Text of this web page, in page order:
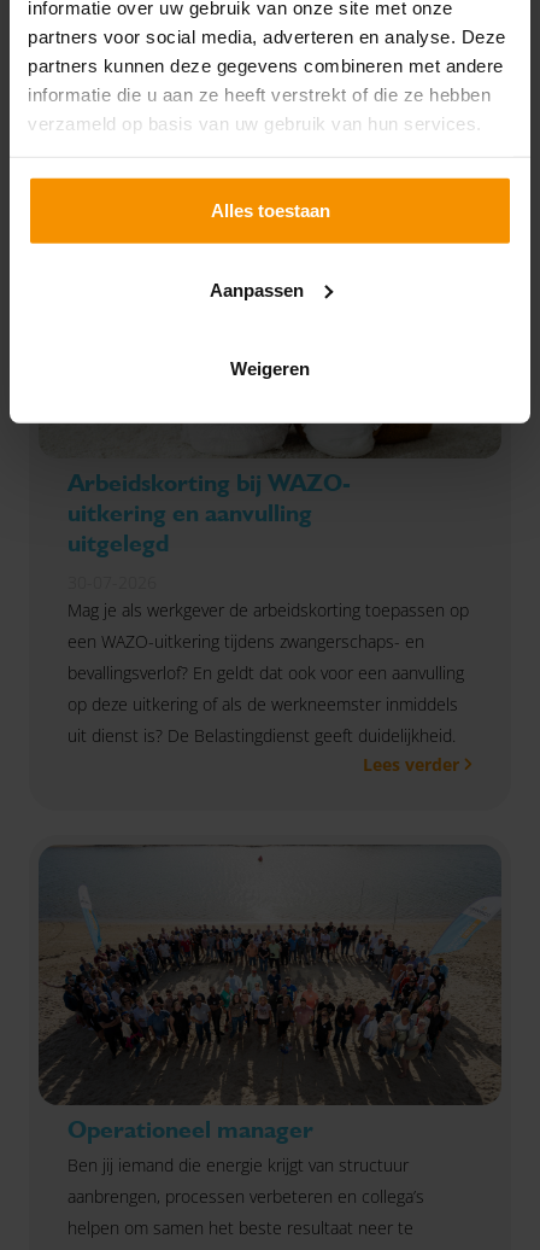
informatie over uw gebruik van onze site met onze
partners voor social media, adverteren en analyse. Deze
partners kunnen deze gegevens combineren met andere
informatie die u aan ze heeft verstrekt of die ze hebben
verzameld op basis van uw gebruik van hun services.
Alles toestaan
Aanpassen
Weigeren
personeels- en salarisadministratie. De Lonenspecial
2025 biedt een overzicht van de belangrijkste
wijzigingen en dient als praktisch naslagwerk.
Hiermee ben je altijd up-to-date met de laatste
met ons op!
Lees verder
Arbeidskorting bij WAZO-
uitkering en aanvulling
uitgelegd
Mag je als werkgever de arbeidskorting toepassen op
een WAZO-uitkering tijdens zwangerschaps- en
bevallingsverlof? En geldt dat ook voor een aanvulling
op deze uitkering of als de werkneemster inmiddels
uit dienst is? De Belastingdienst geeft duidelijkheid.
Lees verder
Operationeel manager
Ben jij iemand die energie krijgt van structuur
aanbrengen, processen verbeteren en collega’s
helpen om samen het beste resultaat neer te